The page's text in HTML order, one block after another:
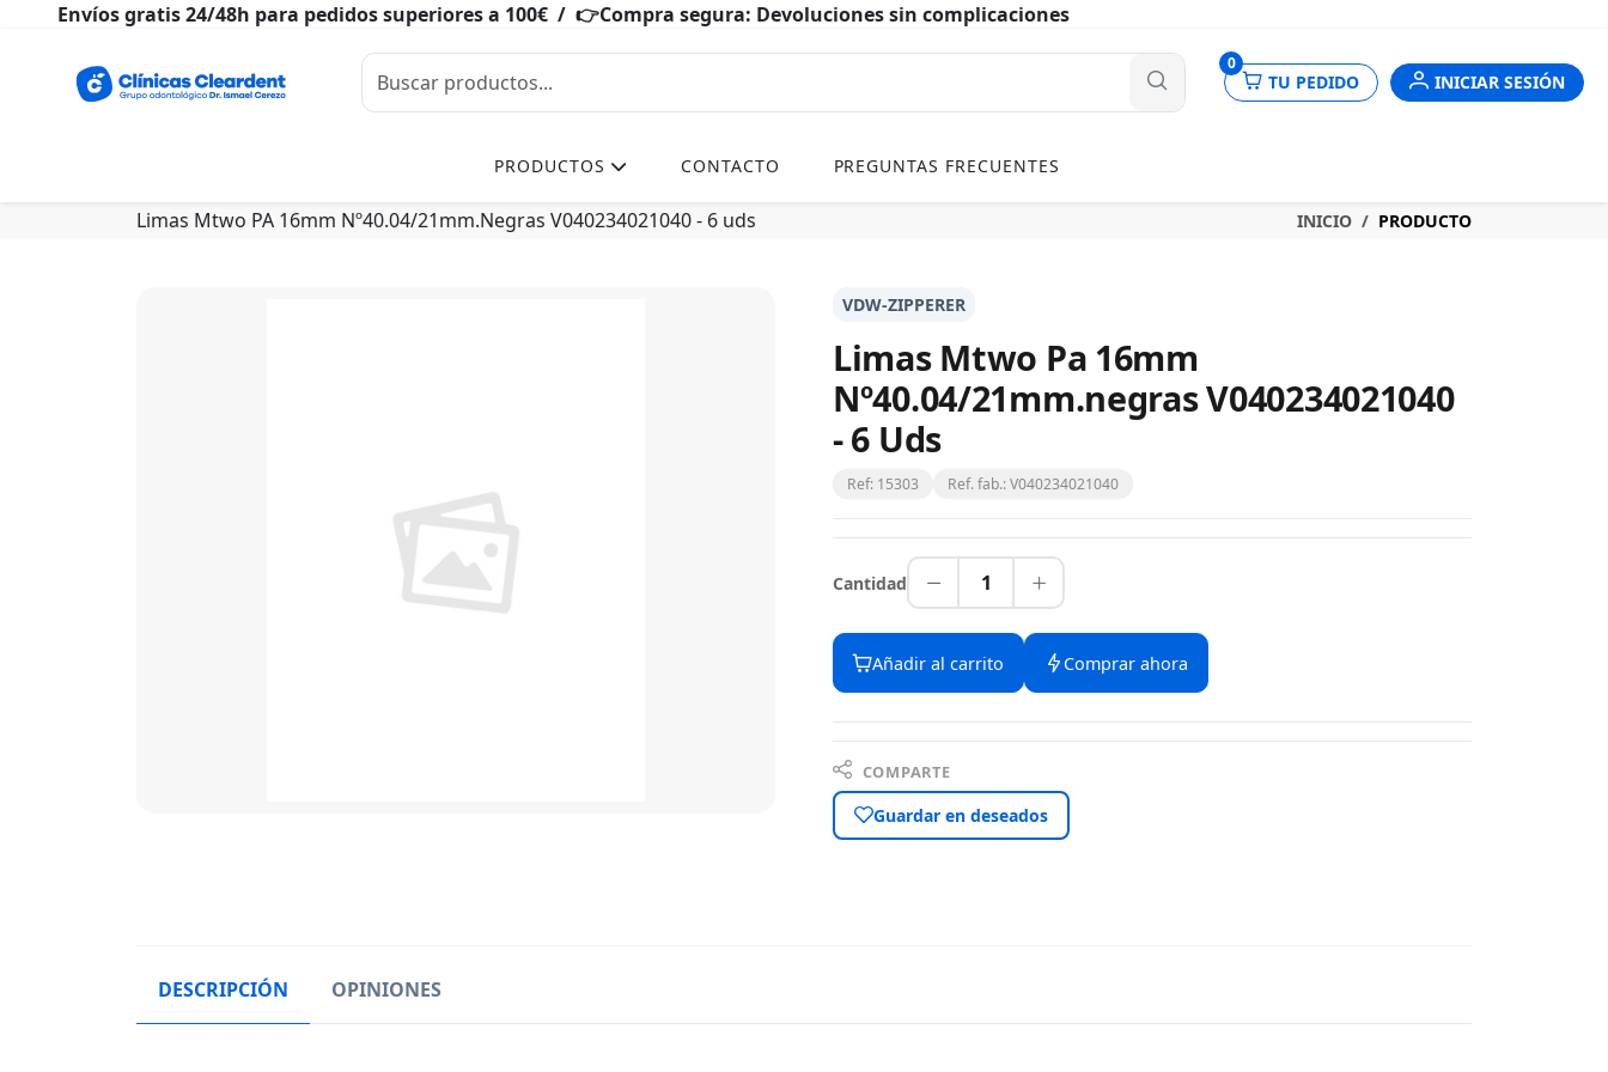
Envíos gratis 24/48h para pedidos superiores a 100€ / 👉Compra segura: Devoluciones sin complicaciones
0
TU PEDIDO INICIAR SESIÓN
PRODUCTOS CONTACTO PREGUNTAS FRECUENTES
Limas Mtwo PA 16mm Nº40.04/21mm.Negras V040234021040 - 6 uds INICIO PRODUCTO
VDW-ZIPPERER
Limas Mtwo Pa 16mm
Nº40.04/21mm.negras V040234021040
- 6 Uds
Ref: 15303 Ref. fab.: V040234021040
Cantidad 1
Añadir al carrito Comprar ahora
COMPARTE
Guardar en deseados
DESCRIPCIÓN OPINIONES